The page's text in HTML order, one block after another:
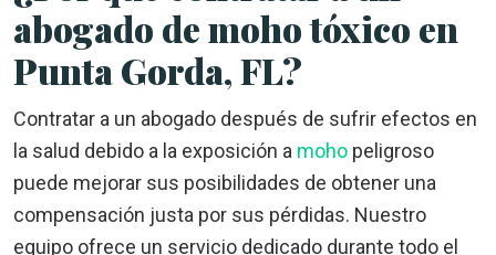
abogado de moho tóxico en
Punta Gorda, FL?
Contratar a un abogado después de sufrir efectos en
la salud debido a la exposición a moho peligroso
puede mejorar sus posibilidades de obtener una
compensación justa por sus pérdidas. Nuestro
equipo ofrece un servicio dedicado durante todo el